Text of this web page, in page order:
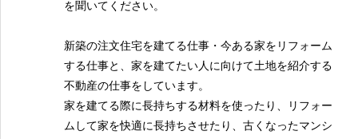
を聞いてください。
新築の注文住宅を建てる仕事・今ある家をリフォーム
する仕事と、家を建てたい人に向けて土地を紹介する
不動産の仕事をしています。
家を建てる際に長持ちする材料を使ったり、リフォー
ムして家を快適に長持ちさせたり、古くなったマンシ